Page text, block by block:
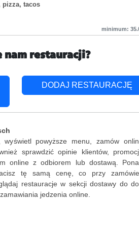
pizza, tacos
minimum:
nam restauracji?
DODAJ RESTAURACJĘ
powyższe menu, zamów
sprawdzić opinie klientów,
online z odbiorem lub dostawą.
tę samą cenę, co przy
restauracje w sekcji dostawy do
jedzenia online.